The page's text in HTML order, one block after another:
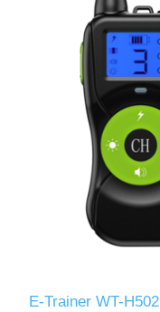
E-Trainer WT-H502